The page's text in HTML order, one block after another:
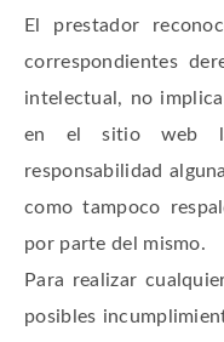
El prestador
correspondientes
intelectual, no
en el sitio web
responsabilidad
como tampoco
por parte del mismo.
Para realizar
posibles